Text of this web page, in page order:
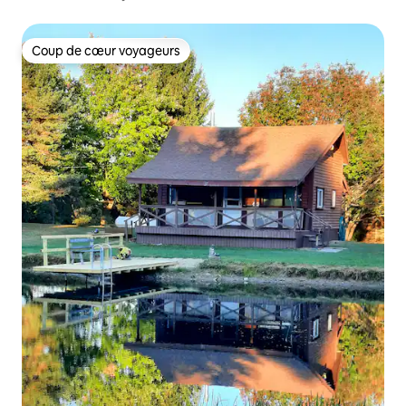
Coup de cœur voyageurs
Coup de cœur voyageurs